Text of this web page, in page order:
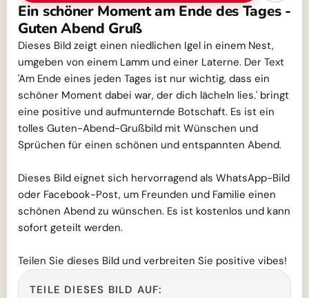
Ein schöner Moment am Ende des Tages -
Guten Abend Gruß
Dieses Bild zeigt einen niedlichen Igel in einem Nest,
umgeben von einem Lamm und einer Laterne. Der Text
'Am Ende eines jeden Tages ist nur wichtig, dass ein
schöner Moment dabei war, der dich lächeln lies.' bringt
eine positive und aufmunternde Botschaft. Es ist ein
tolles Guten-Abend-Grußbild mit Wünschen und
Sprüchen für einen schönen und entspannten Abend.
Dieses Bild eignet sich hervorragend als WhatsApp-Bild
oder Facebook-Post, um Freunden und Familie einen
schönen Abend zu wünschen. Es ist kostenlos und kann
sofort geteilt werden.
Teilen Sie dieses Bild und verbreiten Sie positive vibes!
TEILE DIESES BILD AUF: